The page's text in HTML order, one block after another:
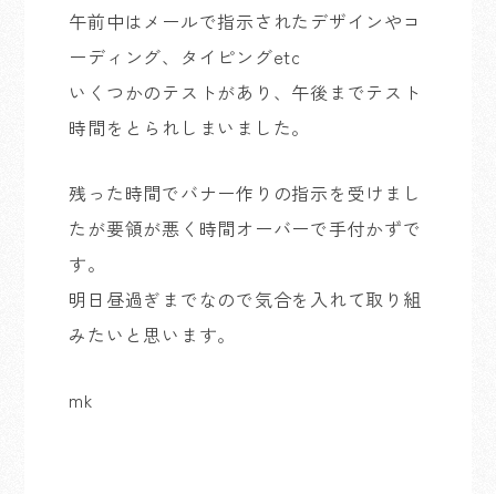
午前中はメールで指示されたデザインやコ
ーディング、タイピングetc
いくつかのテストがあり、午後までテスト
時間をとられしまいました。
残った時間でバナー作りの指示を受けまし
たが要領が悪く時間オーバーで手付かずで
す。
明日昼過ぎまでなので気合を入れて取り組
みたいと思います。
mk